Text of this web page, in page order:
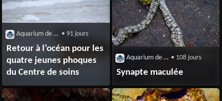
Aquarium de Biarrtiz • 91 jours
Retour à l’océan pour les
quatre jeunes phoques
du Centre de soins
Aquarium de Biarrtiz • 108 jours
Synapte maculée